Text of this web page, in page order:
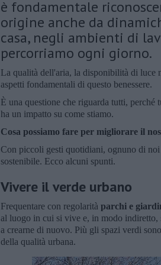
è fondamentale
origine anche da
casa, negli ambienti di
percorriamo ogni giorno.
La qualità dell'aria, la disponibilità di luce
aspetti fondamentali di questo benessere.
È una questione che riguarda tutti,
ha un impatto su come stiamo.
Cosa possiamo fare per migliorare il
Con piccoli gesti quotidiani, ognuno di
sostenibile. Ecco alcuni spunti.
Vivere il verde urbano
Frequentare con regolarità parchi e
al luogo in cui si vive e, in modo indiretto,
a crearne di nuovo. Più gli spazi verdi
della qualità urbana.